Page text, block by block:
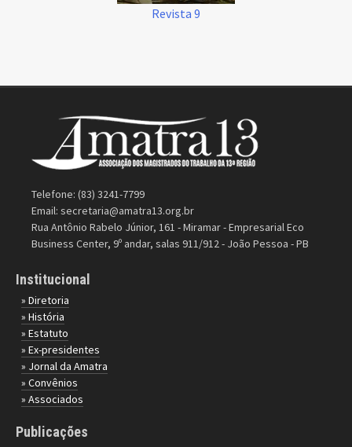
Revista 9
Telefone: (83) 3241-7799
Email: secretaria@amatra13.org.br
Rua Antônio Rabelo Júnior, 161 - Miramar - Empresarial Eco
Business Center, 9º andar, salas 911/912 - João Pessoa - PB
Institucional
» Diretoria
» História
» Estatuto
» Ex-presidentes
» Jornal da Amatra
» Convênios
» Associados
Publicações